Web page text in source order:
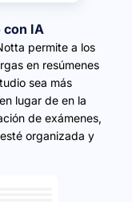
IA
permite a los
en resúmenes
sea más
lugar de en la
de exámenes,
organizada y